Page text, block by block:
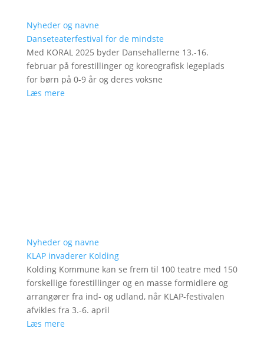
Nyheder og navne
Danseteaterfestival for de mindste
Med KORAL 2025 byder Dansehallerne 13.-16.
februar på forestillinger og koreografisk legeplads
for børn på 0-9 år og deres voksne
Læs mere
Nyheder og navne
KLAP invaderer Kolding
Kolding Kommune kan se frem til 100 teatre med 150
forskellige forestillinger og en masse formidlere og
arrangører fra ind- og udland, når KLAP-festivalen
afvikles fra 3.-6. april
Læs mere